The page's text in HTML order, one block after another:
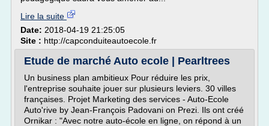
Lire la suite
Date: 2018-04-19 21:25:05
Site : http://capconduiteautoecole.fr
Etude de marché Auto ecole | Pearltrees
Un business plan ambitieux Pour réduire les prix,
l'entreprise souhaite jouer sur plusieurs leviers. 30 villes
françaises. Projet Marketing des services - Auto-Ecole
Auto'rive by Jean-François Padovani on Prezi. Ils ont créé
Ornikar : "Avec notre auto-école en ligne, on répond à un